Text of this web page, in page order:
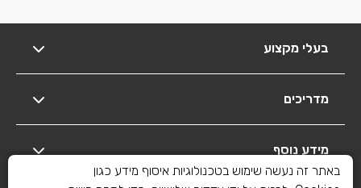
בעלי מקצוע
מדריכים
מידע נוסף
באתר זה נעשה שימוש בטכנולוגיות איסוף מידע כגון